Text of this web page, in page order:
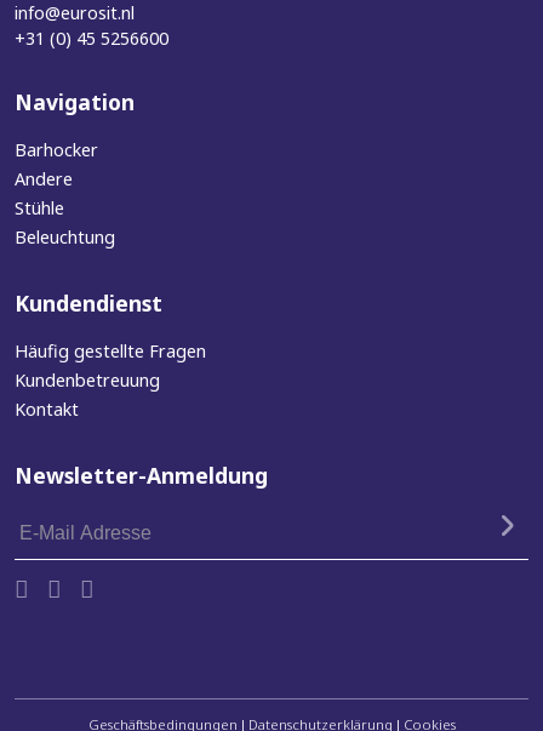
info@eurosit.nl
+31 (0) 45 5256600
Navigation
Barhocker
Andere
Stühle
Beleuchtung
Kundendienst
Häufig gestellte Fragen
Kundenbetreuung
Kontakt
Newsletter-Anmeldung
Mail
Geschäftsbedingungen | Datenschutzerklärung | Cookies